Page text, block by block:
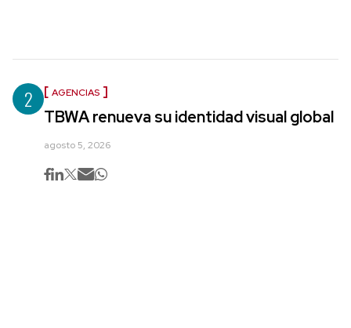
2 AGENCIAS
TBWA renueva su identidad visual global
agosto 5, 2026